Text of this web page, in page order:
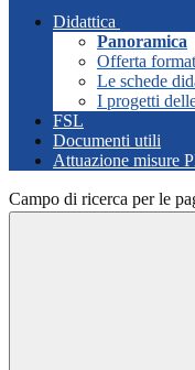
Didattica
Panoramica
Offerta
Le schede
I progetti
FSL
Documenti utili
Attuazione misure
Campo di ricerca per le